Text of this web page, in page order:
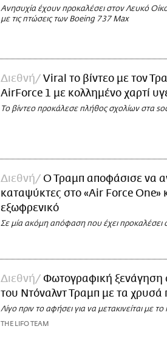
Ανησυχία έχουν προκαλέσει στον Λευκό
με τις πτώσεις των Boeing 737 Max
Διεθνή
Viral το βίντεο με τον
AirForce 1 με κολλημένο χαρτί
Το βίντεο προκάλεσε πλήθος σχολίων στα
Διεθνή
Ο Τραμπ αποφάσισε να
καταψύκτες στο «Air Force One»
εξωφρενικό
Σε μία ακόμη απόφαση που έχει προκαλέσει
Διεθνή
Φωτογραφική ξενάγηση
του Ντόναλντ Τραμπ με τα χρυσά
Λίγο πριν το αφήσει για να μετακινείται με
THE LIFO TEAM